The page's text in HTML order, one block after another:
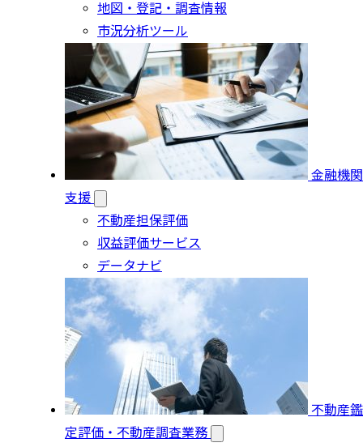
地図・登記・調査情報
市況分析ツール
金融機関
支援
不動産担保評価
収益評価サービス
データナビ
不動産鑑
定評価・不動産調査業務